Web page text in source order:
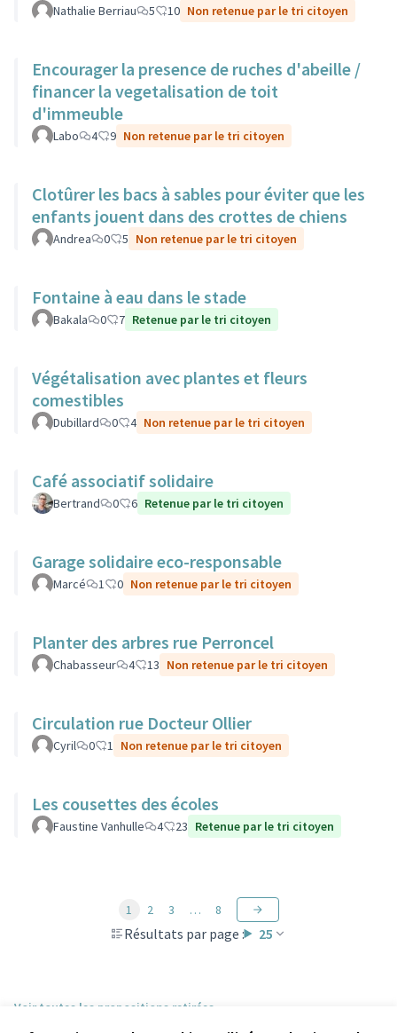
Nathalie Berriau 5 10 Non retenue par le tri citoyen
Encourager la presence de ruches d'abeille /
financer la vegetalisation de toit
d'immeuble
Labo 4 9 Non retenue par le tri citoyen
Clotûrer les bacs à sables pour éviter que les
enfants jouent dans des crottes de chiens
Andrea 0 5 Non retenue par le tri citoyen
Fontaine à eau dans le stade
Bakala 0 7 Retenue par le tri citoyen
Végétalisation avec plantes et fleurs
comestibles
Dubillard 0 4 Non retenue par le tri citoyen
Café associatif solidaire
Bertrand 0 6 Retenue par le tri citoyen
Garage solidaire eco-responsable
Marcé 1 0 Non retenue par le tri citoyen
Planter des arbres rue Perroncel
Chabasseur 4 13 Non retenue par le tri citoyen
Circulation rue Docteur Ollier
Cyril 0 1 Non retenue par le tri citoyen
Les cousettes des écoles
Faustine Vanhulle 4 23 Retenue par le tri citoyen
Résultats par page : 25
1 2 3 … 8
Voir toutes les propositions retirées